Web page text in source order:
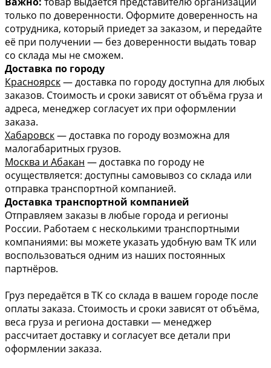
только по доверенности. Оформите доверенность на
сотрудника, который приедет за заказом, и передайте
её при получении — без доверенности выдать товар
со склада мы не сможем.
Доставка по городу
Красноярск— доставка по городу доступна для любых
заказов. Стоимость и сроки зависят от объёма груза и
адреса, менеджер согласует их при оформлении
заказа.
Хабаровск— доставка по городу возможна для
малогабаритных грузов.
Москва и Абакан — доставка по городу не
осуществляется: доступны самовывоз со склада или
отправка транспортной компанией.
Доставка транспортной компанией
Отправляем заказы в любые города и регионы
России. Работаем с несколькими транспортными
компаниями: вы можете указать удобную вам ТК или
воспользоваться одним из наших постоянных
партнёров.
Груз передаётся в ТК со склада в вашем городе после
оплаты заказа. Стоимость и сроки зависят от объёма,
веса груза и региона доставки — менеджер
рассчитает доставку и согласует все детали при
оформлении заказа.